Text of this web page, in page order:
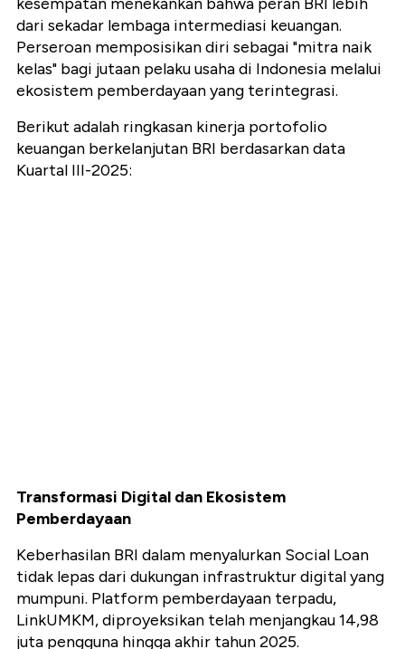
dari sekadar lembaga intermediasi keuangan.
Perseroan memposisikan diri sebagai "mitra naik
kelas" bagi jutaan pelaku usaha di Indonesia melalui
ekosistem pemberdayaan yang terintegrasi.
Berikut adalah ringkasan kinerja portofolio
keuangan berkelanjutan BRI berdasarkan data
Kuartal III-2025:
Transformasi Digital dan Ekosistem
Pemberdayaan
Keberhasilan BRI dalam menyalurkan Social Loan
tidak lepas dari dukungan infrastruktur digital yang
mumpuni. Platform pemberdayaan terpadu,
LinkUMKM, diproyeksikan telah menjangkau 14,98
juta pengguna hingga akhir tahun 2025.